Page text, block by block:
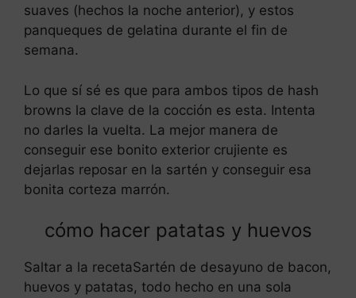
suaves (hechos la noche anterior), y estos
panqueques de gelatina durante el fin de
semana.
Lo que sí sé es que para ambos tipos de hash
browns la clave de la cocción es esta. Intenta
no darles la vuelta. La mejor manera de
conseguir ese bonito exterior crujiente es
dejarlas reposar en la sartén y conseguir esa
bonita corteza marrón.
cómo hacer patatas y huevos
Saltar a la recetaSartén de desayuno de bacon,
huevos y patatas, todo hecho en una sola